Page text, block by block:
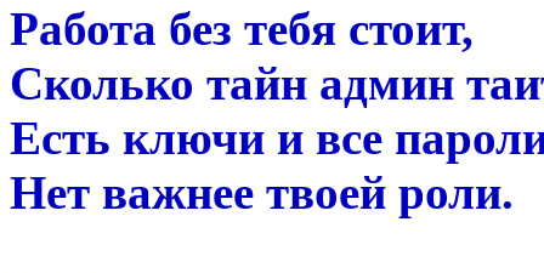
Работа без тебя стоит,
Сколько тайн админ
Есть ключи и все
Нет важнее твоей роли.